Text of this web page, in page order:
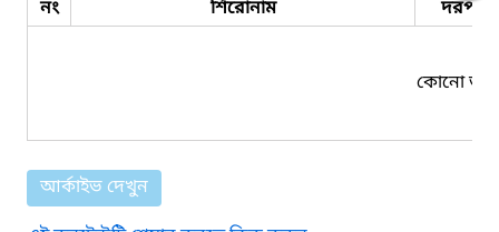
নং শিরোনাম দরপত্র
কোনো তথ্য
আর্কাইভ দেখুন